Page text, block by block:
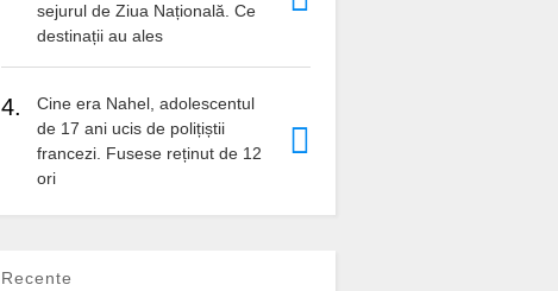
sejurul de Ziua Națională. Ce
destinații au ales
4.
Cine era Nahel, adolescentul
de 17 ani ucis de polițiștii
francezi. Fusese reținut de 12
ori
Recente